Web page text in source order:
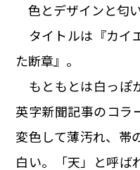
色とデザインと匂
タイトルは『カイ
た断章』。
もともとは白っぽ
英字新聞記事のコ
変色して薄汚れ、帯
白い。「天」と呼ば